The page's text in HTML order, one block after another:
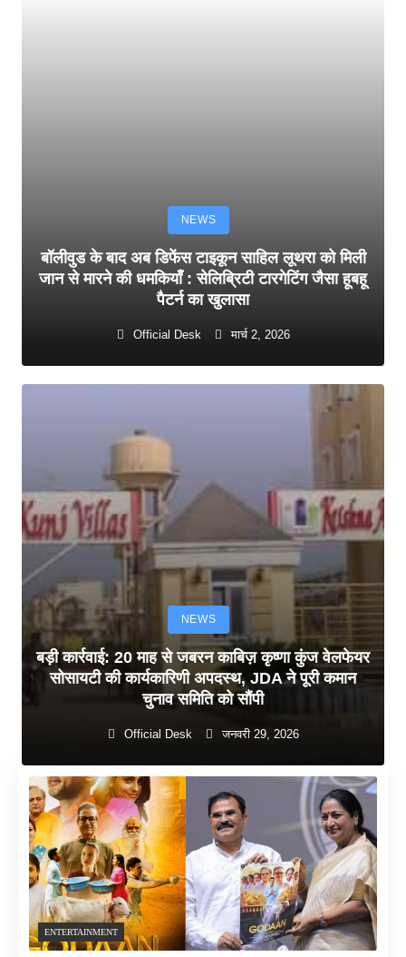
NEWS
बॉलीवुड के बाद अब डिफेंस टाइकून साहिल लूथरा को मिली
जान से मारने की धमकियाँ : सेलिब्रिटी टारगेटिंग जैसा हूबहू
पैटर्न का खुलासा
Official Desk मार्च 2, 2026
NEWS
बड़ी कार्रवाई: 20 माह से जबरन काबिज़ कृष्णा कुंज वेलफेयर
सोसायटी की कार्यकारिणी अपदस्थ, JDA ने पूरी कमान
चुनाव समिति को सौंपी
Official Desk जनवरी 29, 2026
ENTERTAINMENT